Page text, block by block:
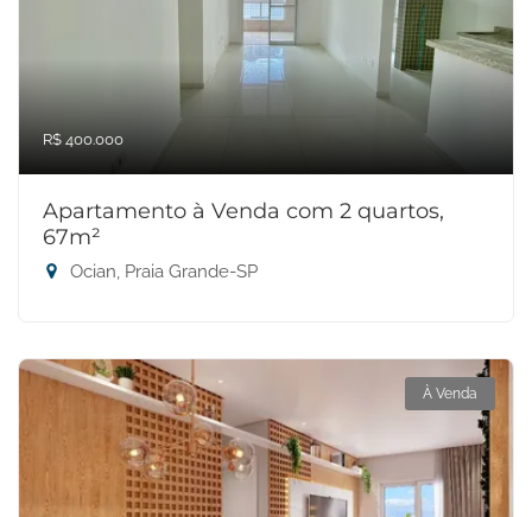
R$ 400.000
Apartamento à Venda com 2 quartos,
67m²
Ocian, Praia Grande-SP
À Venda